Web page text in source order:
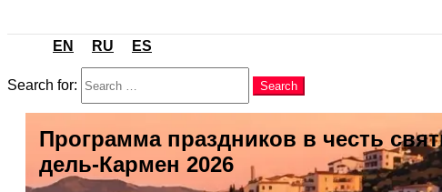
EN RU ES
Search for:
Search
Программа праздников в честь
дель-Кармен 2026